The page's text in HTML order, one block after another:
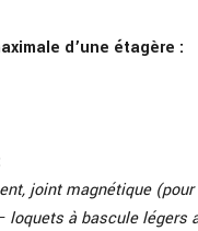
d’une étagère :
joint magnétique
loquets à bascule légers